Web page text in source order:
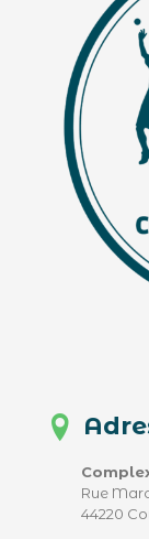
Rue
44220